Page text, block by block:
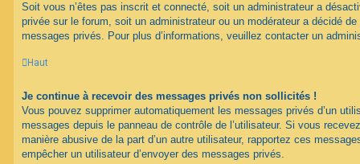
Soit vous n’êtes pas inscrit et connecté, soit un administrateur a
privée sur le forum, soit un administrateur ou un modérateur a décidé de
messages privés. Pour plus d’informations, veuillez contacter un
Haut
Je continue à recevoir des messages privés non sollicités !
Vous pouvez supprimer automatiquement les messages privés d’un
messages depuis le panneau de contrôle de l’utilisateur. Si vous
manière abusive de la part d’un autre utilisateur, rapportez ces
empêcher un utilisateur d’envoyer des messages privés.